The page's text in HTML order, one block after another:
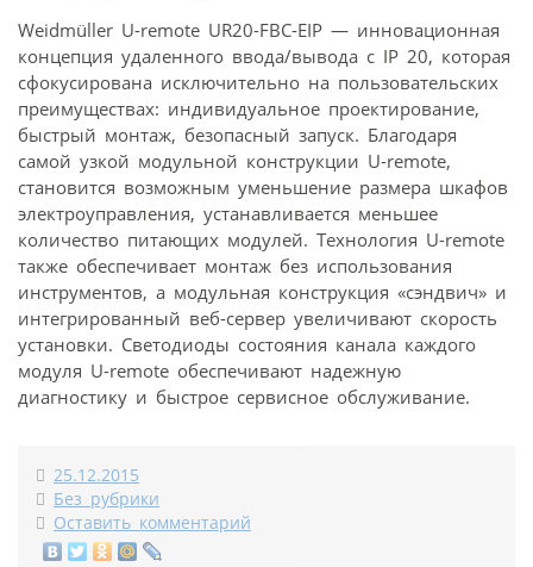
Weidmüller U-remote UR20-FBC-EIP — инновационная
концепция удаленного ввода/вывода с IP 20, которая
сфокусирована исключительно на пользовательских
преимуществах: индивидуальное проектирование,
быстрый монтаж, безопасный запуск. Благодаря
самой узкой модульной конструкции U-remote,
становится возможным уменьшение размера шкафов
электроуправления, устанавливается меньшее
количество питающих модулей. Технология U-remote
также обеспечивает монтаж без использования
инструментов, а модульная конструкция «сэндвич» и
интегрированный веб-сервер увеличивают скорость
установки. Светодиоды состояния канала каждого
модуля U-remote обеспечивают надежную
диагностику и быстрое сервисное обслуживание.
25.12.2015
Без рубрики
Оставить комментарий